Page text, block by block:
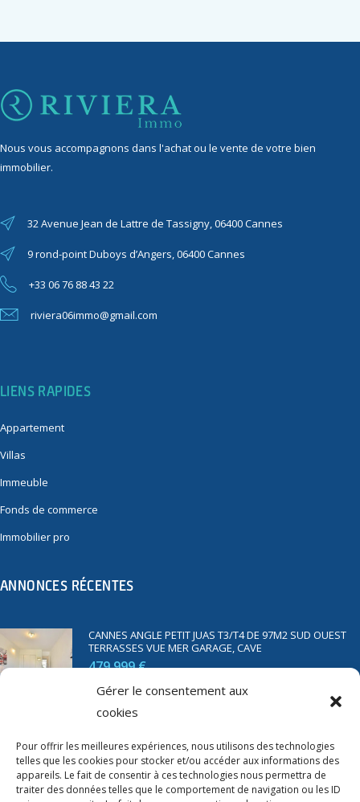
Gérer le consentement aux
cookies
Pour offrir les meilleures expériences, nous utilisons des technologies
telles que les cookies pour stocker et/ou accéder aux informations des
appareils. Le fait de consentir à ces technologies nous permettra de
traiter des données telles que le comportement de navigation ou les ID
Nous vous accompagnons dans l'achat ou le vente de votre bien
immobilier.
32 Avenue Jean de Lattre de Tassigny, 06400 Cannes
9 rond-point Duboys d’Angers, 06400 Cannes
+33 06 76 88 43 22
riviera06immo@gmail.com
LIENS RAPIDES
Appartement
Villas
Immeuble
Fonds de commerce
Immobilier pro
ANNONCES RÉCENTES
CANNES ANGLE PETIT JUAS T3/T4 DE 97M2 SUD OUEST
TERRASSES VUE MER GARAGE, CAVE
479 999 €
TERRASSE PARKING
350 000 €